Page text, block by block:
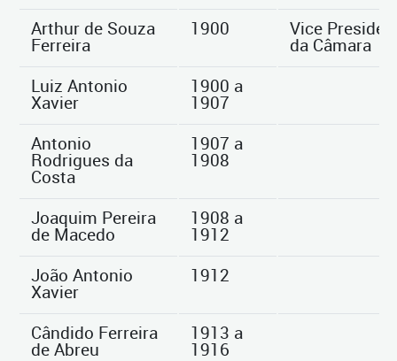
Arthur de Souza
Ferreira
1900 Vice
da Câmara
Luiz Antonio
Xavier
1900 a
1907
Antonio
Rodrigues da
Costa
1907 a
1908
Joaquim Pereira
de Macedo
1908 a
1912
João Antonio
Xavier
1912
Cândido Ferreira
de Abreu
1913 a
1916